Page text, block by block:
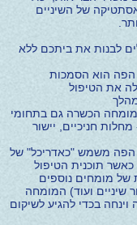
של השיניים
לבנות את ביתכם ללא
הוא הסמכות
את הטיפול
הכשרה גם בתחומי
חניכיים, יישור
הפה משמש "כאדריכל" של
תוכנית הטיפול
של מומחים נוספים
שיניים ועוד) המומחה
בכדי להגיע לשיקום